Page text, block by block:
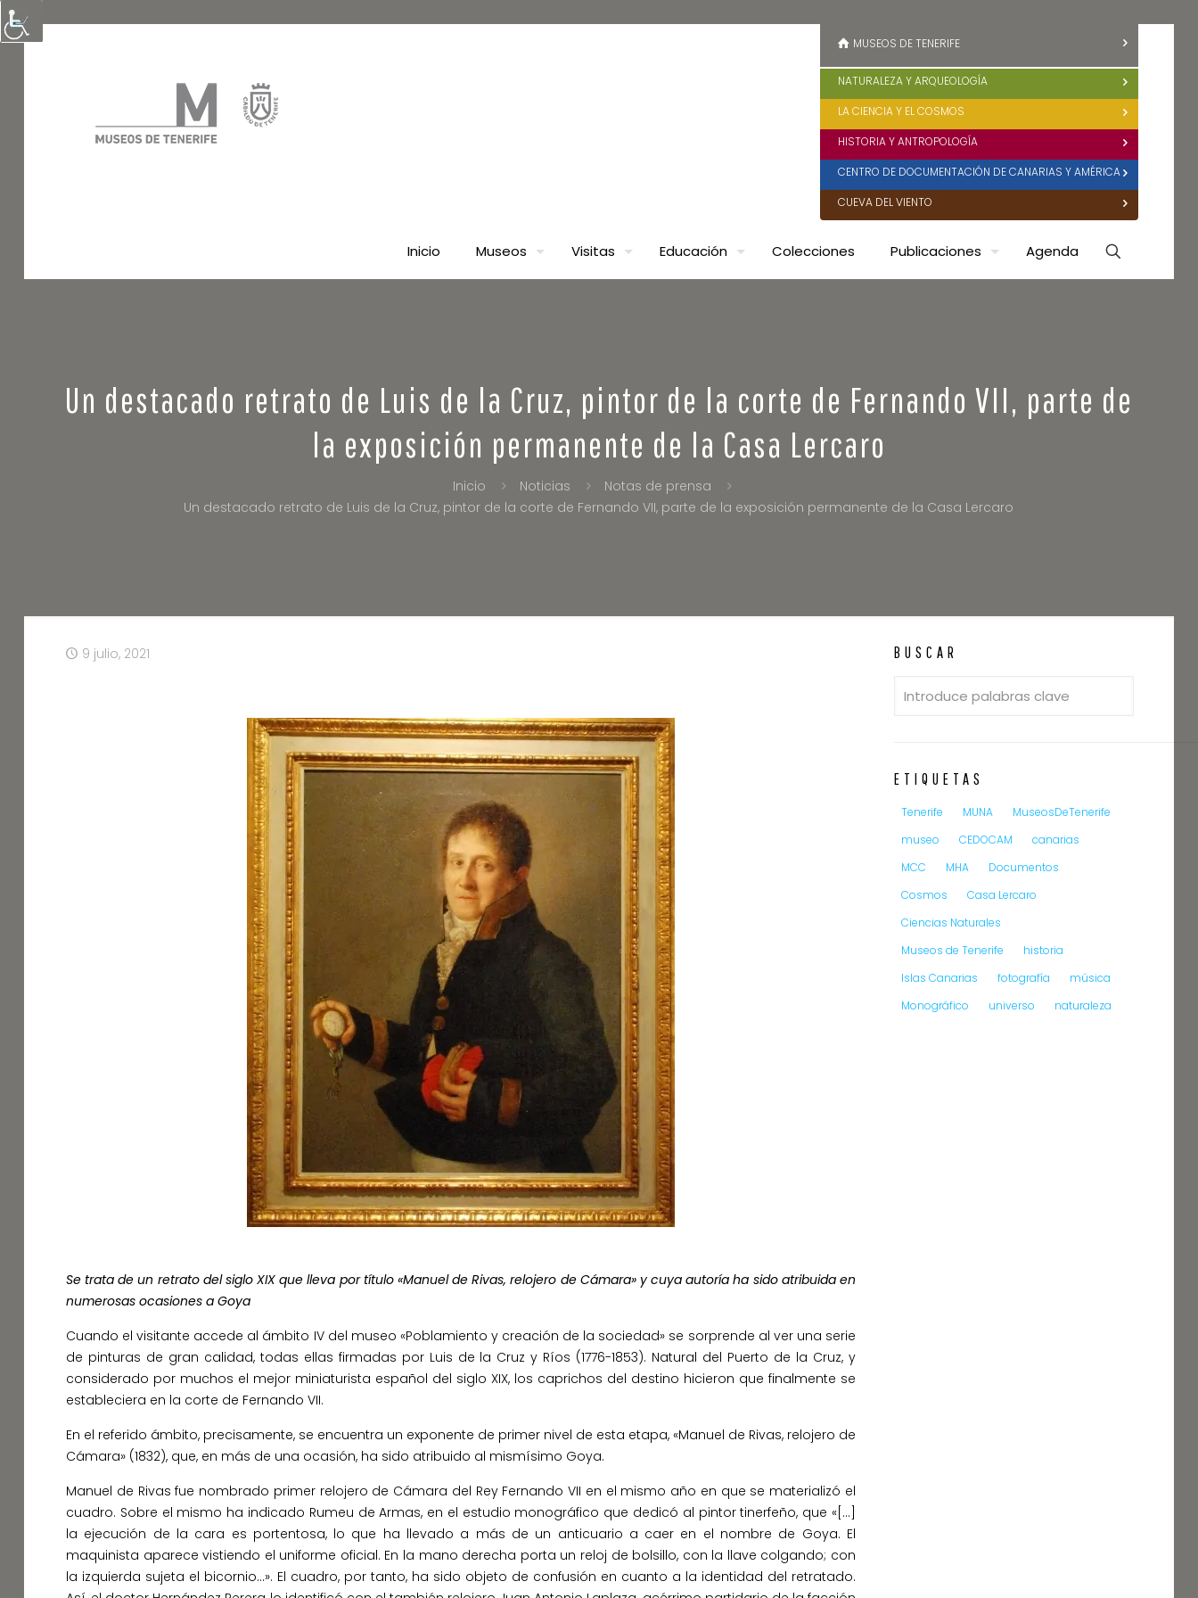
Inicio Museos Visitas Educación Colecciones Publicaciones Agenda
MUSEOS DE TENERIFE
NATURALEZA Y ARQUEOLOGÍA
LA CIENCIA Y EL COSMOS
HISTORIA Y ANTROPOLOGÍA
CENTRO DE DOCUMENTACIÓN DE CANARIAS Y AMÉRICA
CUEVA DEL VIENTO
Un destacado retrato de Luis de la Cruz, pintor de la corte de Fernando VII, parte de
la exposición permanente de la Casa Lercaro
Inicio Noticias
Notas de prensa
Un destacado retrato de Luis de la Cruz, pintor de la corte de Fernando VII, parte de la exposición permanente de la Casa Lercaro
9 julio, 2021
Se trata de un retrato del siglo XIX que lleva por título «Manuel de Rivas, relojero de Cámara» y cuya autoría ha sido atribuida en
numerosas ocasiones a Goya
Cuando el visitante accede al ámbito IV del museo «Poblamiento y creación de la sociedad» se sorprende al ver una serie
de pinturas de gran calidad, todas ellas firmadas por Luis de la Cruz y Ríos (1776-1853). Natural del Puerto de la Cruz, y
considerado por muchos el mejor miniaturista español del siglo XIX, los caprichos del destino hicieron que finalmente se
estableciera en la corte de Fernando VII.
En el referido ámbito, precisamente, se encuentra un exponente de primer nivel de esta etapa, «Manuel de Rivas, relojero de
Cámara» (1832), que, en más de una ocasión, ha sido atribuido al mismísimo Goya.
Manuel de Rivas fue nombrado primer relojero de Cámara del Rey Fernando VII en el mismo año en que se materializó el
cuadro. Sobre el mismo ha indicado Rumeu de Armas, en el estudio monográfico que dedicó al pintor tinerfeño, que «[…]
la ejecución de la cara es portentosa, lo que ha llevado a más de un anticuario a caer en el nombre de Goya. El
maquinista aparece vistiendo el uniforme oficial. En la mano derecha porta un reloj de bolsillo, con la llave colgando; con
la izquierda sujeta el bicornio…». El cuadro, por tanto, ha sido objeto de confusión en cuanto a la identidad del retratado.
BUSCAR
ETIQUETAS
Tenerife MUNA
MuseosDeTenerife
museo
CEDOCAM
canarias
MCC
MHA
Documentos
Cosmos
Casa Lercaro
Ciencias Naturales
Museos de Tenerife
historia
Islas Canarias
fotografía
música
Monográfico
universo naturaleza